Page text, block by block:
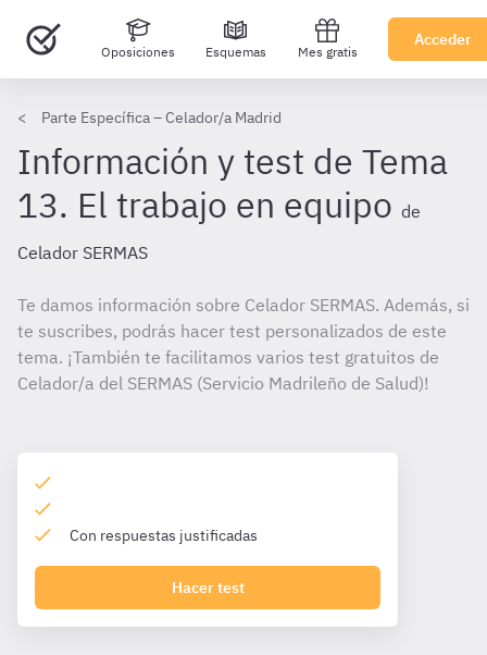
Oposiciones Esquemas Mes gratis
Acceder
Parte Específica – Celador/a Madrid
Información y test de Tema
13. El trabajo en equipo de
Celador SERMAS
Te damos información sobre Celador SERMAS. Además, si
te suscribes, podrás hacer test personalizados de este
tema. ¡También te facilitamos varios test gratuitos de
Celador/a del SERMAS (Servicio Madrileño de Salud)!
Con respuestas justificadas
Hacer test